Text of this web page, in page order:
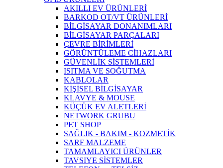
AKILLI EV ÜRÜNLERİ
BARKOD OT/VT ÜRÜNLERİ
BİLGİSAYAR DONANIMLARI
BİLGİSAYAR PARÇALARI
ÇEVRE BİRİMLERİ
GÖRÜNTÜLEME CİHAZLARI
GÜVENLİK SİSTEMLERİ
ISITMA VE SOĞUTMA
KABLOLAR
KİŞİSEL BİLGİSAYAR
KLAVYE & MOUSE
KÜÇÜK EV ALETLERİ
NETWORK GRUBU
PET SHOP
SAĞLIK - BAKIM - KOZMETİK
SARF MALZEME
TAMAMLAYICI ÜRÜNLER
TAVSIYE SİSTEMLER